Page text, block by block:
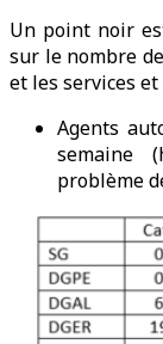
Un point noir
sur le nombre
et les services
Agents
semaine
problème